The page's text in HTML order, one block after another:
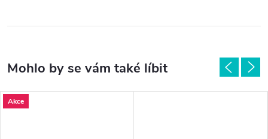
Akce